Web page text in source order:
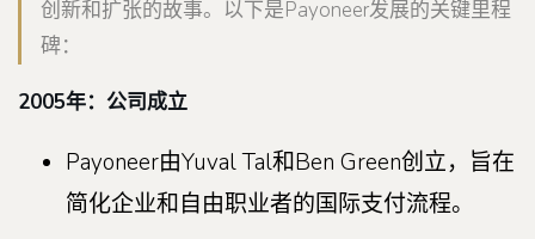
创新和扩张的故事。以下是Payoneer发展的关键里程
碑：
2005年：公司成立
Payoneer由Yuval Tal和Ben Green创立，旨在
简化企业和自由职业者的国际支付流程。